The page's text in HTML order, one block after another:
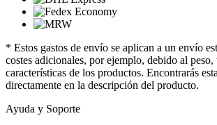
* Estos gastos de envío se aplican a un envío
costes adicionales, por ejemplo, debido al peso,
características de los productos. Encontrarás
directamente en la descripción del producto.
Ayuda y Soporte